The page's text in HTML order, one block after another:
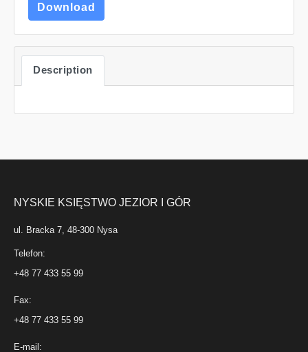
Download
Description
NYSKIE KSIĘSTWO JEZIOR I GÓR
ul. Bracka 7, 48-300 Nysa
Telefon:
+48 77 433 55 99
Fax:
+48 77 433 55 99
E-mail: